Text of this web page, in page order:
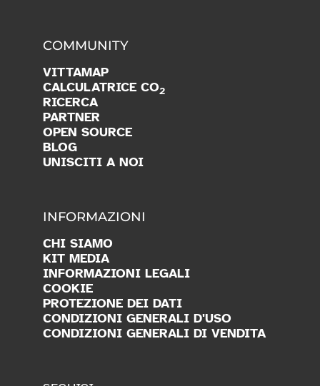
COMMUNITY
VITTAMAP
CALCULATRICE CO2
RICERCA
PARTNER
OPEN SOURCE
BLOG
UNISCITI A NOI
INFORMAZIONI
CHI SIAMO
KIT MEDIA
INFORMAZIONI LEGALI
COOKIE
PROTEZIONE DEI DATI
CONDIZIONI GENERALI D'USO
CONDIZIONI GENERALI DI VENDITA